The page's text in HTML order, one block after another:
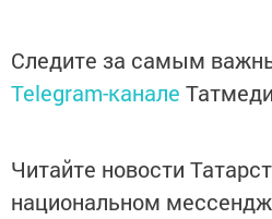
Следите за самым
Telegram-канале
Читайте новости
национальном